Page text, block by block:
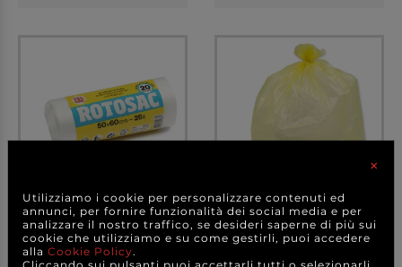
Sacco pattumiera
trasparente da 25 litri...
Sacco pattumiera giallo
da 25 litri, 50x...
×
Utilizziamo i cookie per personalizzare contenuti ed
annunci, per fornire funzionalità dei social media e per
analizzare il nostro traffico, se desideri saperne di più sui
cookie che utilizziamo e su come gestirli, puoi accedere
alla Cookie Policy.